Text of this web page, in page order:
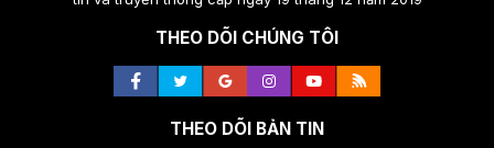
THEO DÕI CHÚNG TÔI
THEO DÕI BẢN TIN